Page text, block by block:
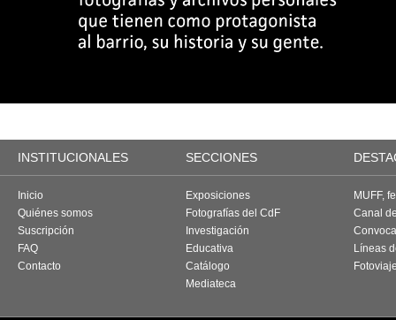
INSTITUCIONALES SECCIONES
Inicio
Quiénes somos
Suscripción
FAQ
Contacto
Exposiciones
Fotografías del CdF
Investigación
Educativa
Catálogo
Mediateca
MUFF,
Canal
Líneas